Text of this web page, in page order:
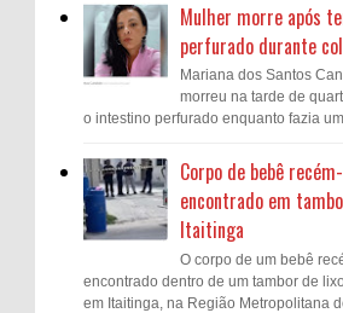
Mulher morre após
perfurado durante
Mariana dos Santos
morreu na tarde de
o intestino perfurado enquanto fazia
Corpo de bebê
encontrado em
Itaitinga
O corpo de um bebê
encontrado dentro de um tambor de
em Itaitinga, na Região Metropolitana de